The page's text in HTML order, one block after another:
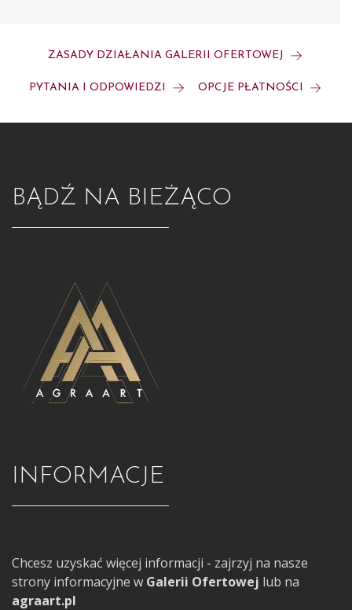
ZASADY DZIAŁANIA GALERII OFERTOWEJ
PYTANIA I ODPOWIEDZI OPCJE PŁATNOŚCI
BĄDŹ NA BIEŻĄCO
INFORMACJE
Chcesz uzyskać więcej informacji - zajrzyj na nasze
strony informacyjne w Galerii Ofertowej lub na
agraart.pl